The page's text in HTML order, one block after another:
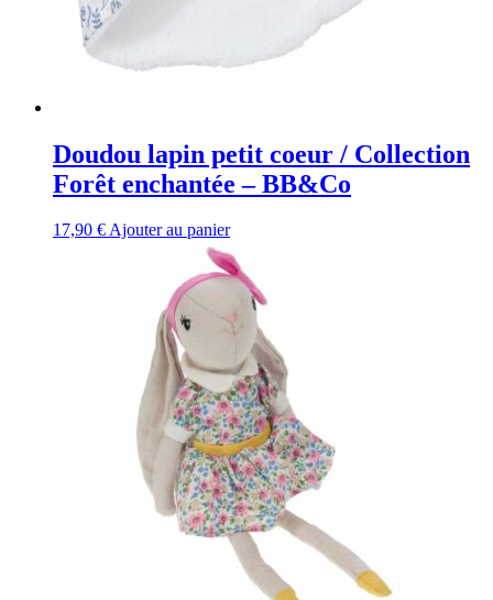
Doudou lapin petit coeur / Collection
Forêt enchantée – BB&Co
17,90 €Ajouter au panier